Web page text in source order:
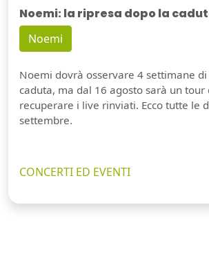
Noemi: la ripresa dopo la
Noemi
Noemi dovrà osservare 4 settimane
caduta, ma dal 16 agosto sarà un tour
recuperare i live rinviati. Ecco tutte le
settembre.
CONCERTI ED EVENTI